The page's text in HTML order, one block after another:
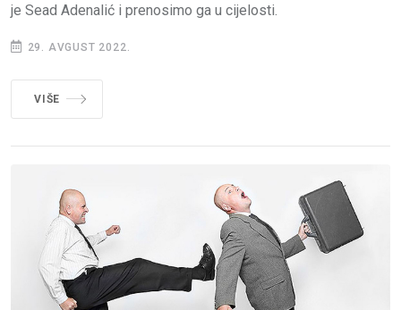
je Sead Adenalić i prenosimo ga u cijelosti.
29. AVGUST 2022.
VIŠE